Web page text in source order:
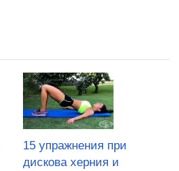
15 упражнения при
дискова херния и